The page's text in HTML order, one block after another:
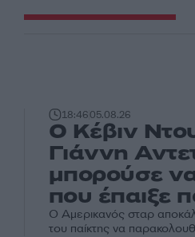
18:4605.08.26
Ο Κέβιν
Γιάννη
μπορούσε
που έπαιξε
Ο Αμερικανός σταρ
του παίκτης να